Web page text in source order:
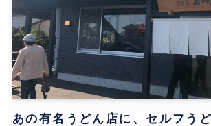
あの有名うどん店に、セルフう